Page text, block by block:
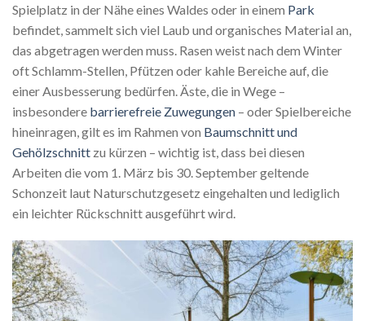
Spielplatz in der Nähe eines Waldes oder in einem Park
befindet, sammelt sich viel Laub und organisches Material an,
das abgetragen werden muss. Rasen weist nach dem Winter
oft Schlamm-Stellen, Pfützen oder kahle Bereiche auf, die
einer Ausbesserung bedürfen. Äste, die in Wege –
insbesondere barrierefreie Zuwegungen – oder Spielbereiche
hineinragen, gilt es im Rahmen von Baumschnitt und
Gehölzschnitt zu kürzen – wichtig ist, dass bei diesen
Arbeiten die vom 1. März bis 30. September geltende
Schonzeit laut Naturschutzgesetz eingehalten und lediglich
ein leichter Rückschnitt ausgeführt wird.